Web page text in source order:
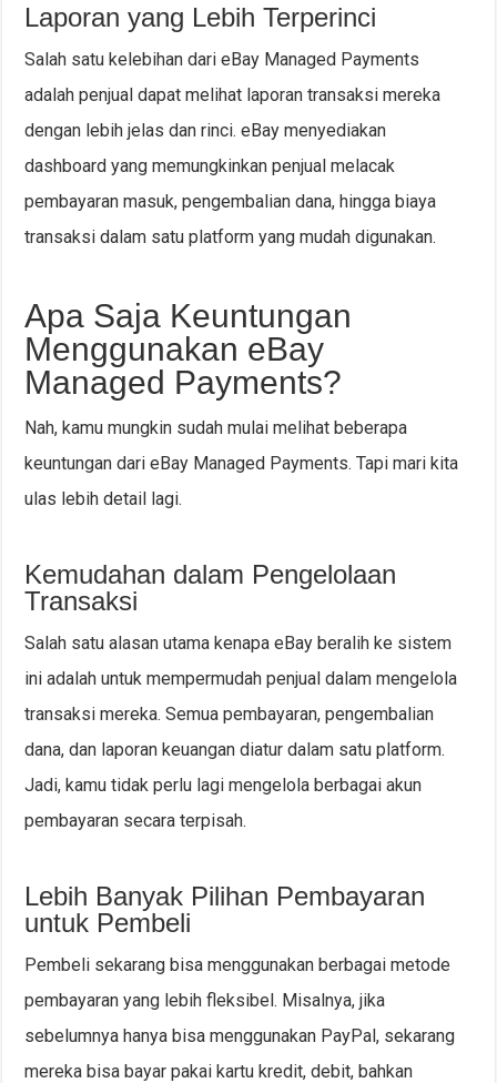
Laporan yang Lebih Terperinci
Salah satu kelebihan dari eBay Managed Payments
adalah penjual dapat melihat laporan transaksi mereka
dengan lebih jelas dan rinci. eBay menyediakan
dashboard yang memungkinkan penjual melacak
pembayaran masuk, pengembalian dana, hingga biaya
transaksi dalam satu platform yang mudah digunakan.
Apa Saja Keuntungan
Menggunakan eBay
Managed Payments?
Nah, kamu mungkin sudah mulai melihat beberapa
keuntungan dari eBay Managed Payments. Tapi mari kita
ulas lebih detail lagi.
Kemudahan dalam Pengelolaan
Transaksi
Salah satu alasan utama kenapa eBay beralih ke sistem
ini adalah untuk mempermudah penjual dalam mengelola
transaksi mereka. Semua pembayaran, pengembalian
dana, dan laporan keuangan diatur dalam satu platform.
Jadi, kamu tidak perlu lagi mengelola berbagai akun
pembayaran secara terpisah.
Lebih Banyak Pilihan Pembayaran
untuk Pembeli
Pembeli sekarang bisa menggunakan berbagai metode
pembayaran yang lebih fleksibel. Misalnya, jika
sebelumnya hanya bisa menggunakan PayPal, sekarang
mereka bisa bayar pakai kartu kredit, debit, bahkan